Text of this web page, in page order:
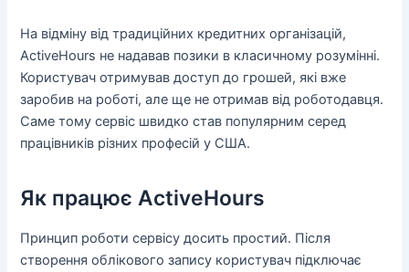
На відміну від традиційних кредитних організацій,
ActiveHours не надавав позики в класичному розумінні.
Користувач отримував доступ до грошей, які вже
заробив на роботі, але ще не отримав від роботодавця.
Саме тому сервіс швидко став популярним серед
працівників різних професій у США.
Як працює ActiveHours
Принцип роботи сервісу досить простий. Після
створення облікового запису користувач підключає